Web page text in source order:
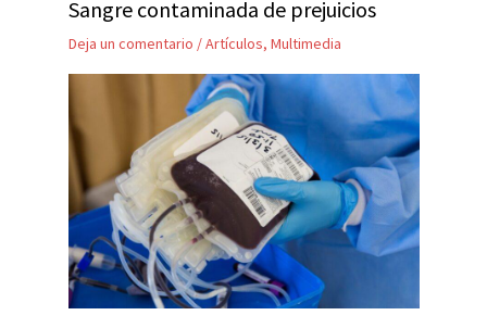
Sangre contaminada de prejuicios
Deja un comentario /Artículos, Multimedia